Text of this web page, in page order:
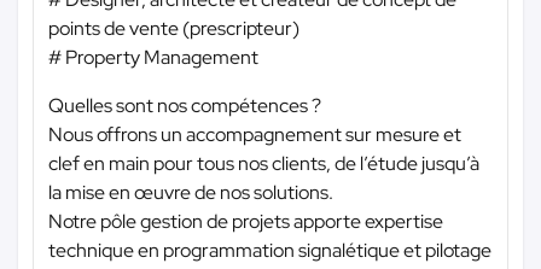
points de vente (prescripteur)
# Property Management
Quelles sont nos compétences ?
Nous offrons un accompagnement sur mesure et
clef en main pour tous nos clients, de l’étude jusqu’à
la mise en œuvre de nos solutions.
Notre pôle gestion de projets apporte expertise
technique en programmation signalétique et pilotage